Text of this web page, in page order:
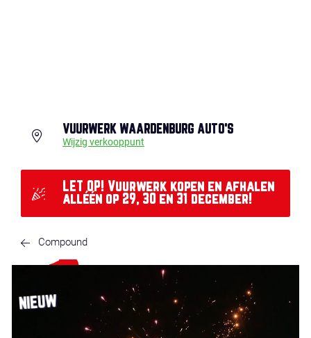
VUURWERK WAARDENBURG AUTO'S
Wijzig verkooppunt
LET OP! Vuurwerk kopen en afhalen
alléén op 29, 30 en 31 december!
Compound
NIEUW